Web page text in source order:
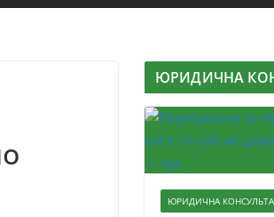
ЮРИДИЧНА
ЮРИДИЧНА